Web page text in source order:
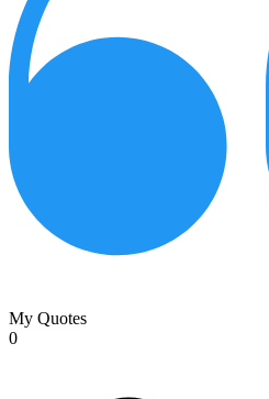
My Quotes
0